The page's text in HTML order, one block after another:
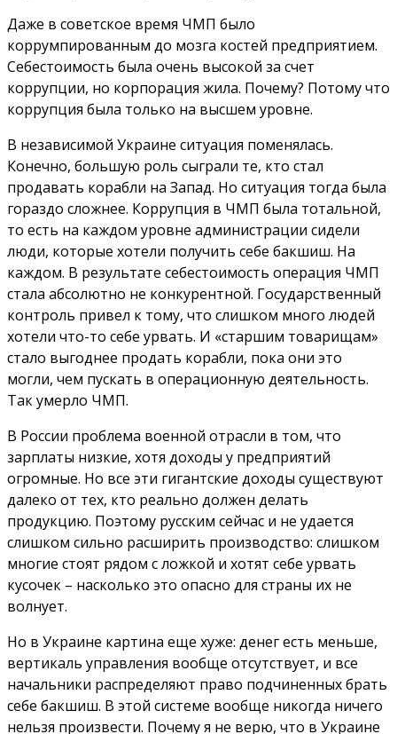
Даже в советское время ЧМП было
коррумпированным до мозга костей предприятием.
Себестоимость была очень высокой за счет
коррупции, но корпорация жила. Почему? Потому что
коррупция была только на высшем уровне.
В независимой Украине ситуация поменялась.
Конечно, большую роль сыграли те, кто стал
продавать корабли на Запад. Но ситуация тогда была
гораздо сложнее. Коррупция в ЧМП была тотальной,
то есть на каждом уровне администрации сидели
люди, которые хотели получить себе бакшиш. На
каждом. В результате себестоимость операция ЧМП
стала абсолютно не конкурентной. Государственный
контроль привел к тому, что слишком много людей
хотели что-то себе урвать. И «старшим товарищам»
стало выгоднее продать корабли, пока они это
могли, чем пускать в операционную деятельность.
Так умерло ЧМП.
В России проблема военной отрасли в том, что
зарплаты низкие, хотя доходы у предприятий
огромные. Но все эти гигантские доходы существуют
далеко от тех, кто реально должен делать
продукцию. Поэтому русским сейчас и не удается
слишком сильно расширить производство: слишком
многие стоят рядом с ложкой и хотят себе урвать
кусочек – насколько это опасно для страны их не
волнует.
Но в Украине картина еще хуже: денег есть меньше,
вертикаль управления вообще отсутствует, и все
начальники распределяют право подчиненных брать
себе бакшиш. В этой системе вообще никогда ничего
нельзя произвести. Почему я не верю, что в Украине